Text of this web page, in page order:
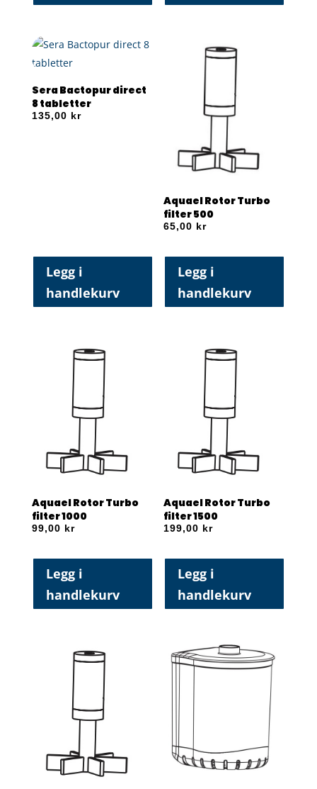
Sera Bactopur direct
8 tabletter
135,00 kr
Legg i
handlekurv
Aquael Rotor Turbo
filter 500
65,00 kr
Legg i
handlekurv
Aquael Rotor Turbo
filter 1000
99,00 kr
Legg i
handlekurv
Aquael Rotor Turbo
filter 1500
199,00 kr
Legg i
handlekurv